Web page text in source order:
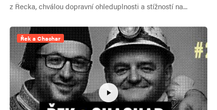
z Řecka, chválou dopravní ohleduplnosti a stížností na...
Řek a Chachar